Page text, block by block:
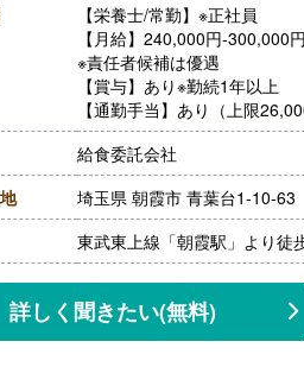
【栄養士/常勤】※正社員
【月給】240,000円-300,000円
※責任者候補は優遇
【賞与】あり※勤続1年以上
【通勤手当】あり（上限
【退職金】あり※勤続3年以上
給食委託会社
埼玉県 朝霞市 青葉台1-10-63
東武東上線「朝霞駅」より徒
詳しく聞きたい(無料)